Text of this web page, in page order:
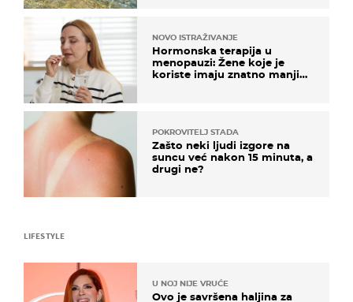
NOVO ISTRAŽIVANJE
Hormonska terapija u
menopauzi: Žene koje je
koriste imaju znatno manji
POKROVITELJ STADA
Zašto neki ljudi izgore na
suncu već nakon 15 minuta, a
drugi ne?
LIFESTYLE
U NOJ NIJE VRUĆE
Ovo je savršena haljina za